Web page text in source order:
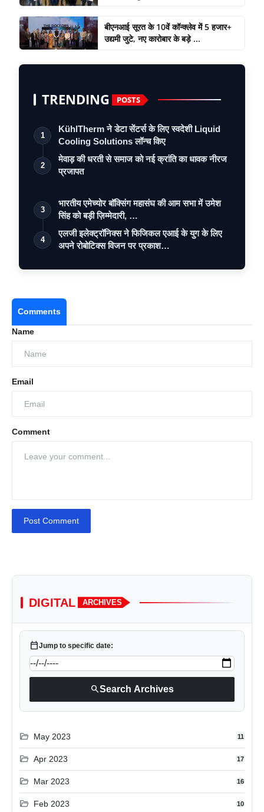
बीएनआई सूरत के 10वें कॉन्क्लेव में 5 हजार+
उद्यमी जुटे, नए कारोबार के बड़े ...
TRENDING POSTS
1
KühlTherm ने डेटा सेंटर्स के लिए स्वदेशी Liquid
Cooling Solutions लॉन्च किए
2
मेवाड़ की धरती से समाज को नई क्रांति का धावक नीरज
प्रजापत
3
भारतीय एमेच्योर बॉक्सिंग महासंघ की आम सभा में उमेश
सिंह को बड़ी ज़िम्मेदारी, …
4
एलजी इलेक्ट्रॉनिक्स ने फिजिकल एआई के युग के लिए
अपने रोबोटिक्स विजन पर प्रकाश…
Comments
Name
Email
Comment
Post Comment
DIGITAL ARCHIVES
calendar_todayJump to specific date:
searchSearch Archives
folder_open May 2023 11
folder_open Apr 2023 17
folder_open Mar 2023 16
folder_open Feb 2023 10